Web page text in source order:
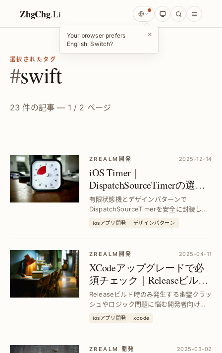
ZhgChg.Li
Your browser prefers
English. Switch?
×
選択されたタグ
#swift
23 件の記事 — 1 / 2 ページ
ZREALM開発 2025-12-14
iOS Timer｜
DispatchSourceTimerの選び
方と安全な使い方を徹底解
説
有限状態機とデザインパターンで
DispatchSourceTimerを安全に封装し、
iOS Timerの使い分けと問題解決を実現。
iosアプリ開発 デザインパターン
ZREALM開発 2025-04-11
XCodeアップグレードで必
須チェック｜Releaseビルド
の幽霊クラッシュ対策とロ
ジック確認
Releaseビルド時のみ発生する幽霊クラッ
シュやロジック問題に悩む開発者向け
に、XCodeアップグレード時の効果的な
iosアプリ開発 xcode
ZREALM 開発 2025-03-02